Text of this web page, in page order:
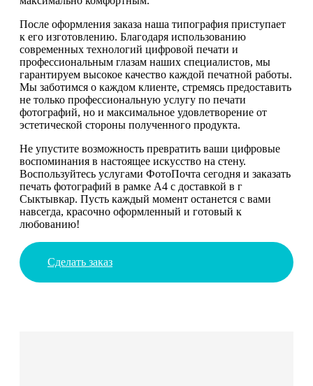
После оформления заказа наша типография приступает
к его изготовлению. Благодаря использованию
современных технологий цифровой печати и
профессиональным глазам наших специалистов, мы
гарантируем высокое качество каждой печатной работы.
Мы заботимся о каждом клиенте, стремясь предоставить
не только профессиональную услугу по печати
фотографий, но и максимальное удовлетворение от
эстетической стороны полученного продукта.
Не упустите возможность превратить ваши цифровые
воспоминания в настоящее искусство на стену.
Воспользуйтесь услугами ФотоПочта сегодня и заказать
печать фотографий в рамке А4 с доставкой в г
Сыктывкар. Пусть каждый момент останется с вами
навсегда, красочно оформленный и готовый к
любованию!
Сделать заказ